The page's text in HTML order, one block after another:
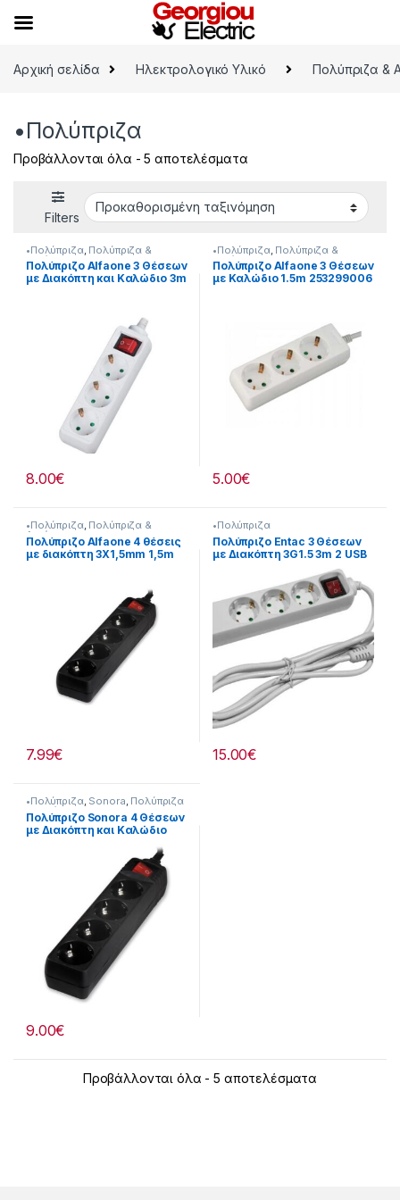
Αρχική σελίδα
Ηλεκτρολογικό Υλικό Πολύπριζα &
•Πολύπριζα
Προβάλλονται όλα - 5 αποτελέσματα
Filters
•Πολύπριζα, Πολύπριζα &
Αντάπτορες
Πολύπριζο Alfaone 3 Θέσεων
με Διακόπτη και Καλώδιο 3m
8.00€
•Πολύπριζα, Πολύπριζα &
Αντάπτορες
Πολύπριζο Alfaone 3 Θέσεων
με Καλώδιο 1.5m 253299006
5.00€
•Πολύπριζα, Πολύπριζα &
Αντάπτορες
Πολύπριζο Alfaone 4 θέσεις
με διακόπτη 3X1,5mm 1,5m
7.99€
•Πολύπριζα
Πολύπριζο Entac 3 Θέσεων
με Διακόπτη 3G1.5 3m 2 USB
15.00€
•Πολύπριζα, Sonora, Πολύπριζα
& Αντάπτορες
Πολύπριζο Sonora 4 Θέσεων
με Διακόπτη και Καλώδιο
9.00€
Προβάλλονται όλα - 5 αποτελέσματα